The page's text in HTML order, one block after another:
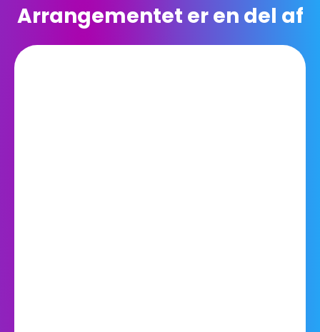
Arrangementet er en del af